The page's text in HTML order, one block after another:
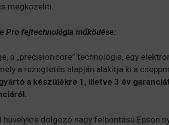
megközelíti.
Pro fejtechnológia működése:
a „precision core” technológia, egy
a rezegtetés alapján alakítja ki a
a készülékre 1, illetve 3 év
hüvelykre dolgozó nagy felbontású Epson